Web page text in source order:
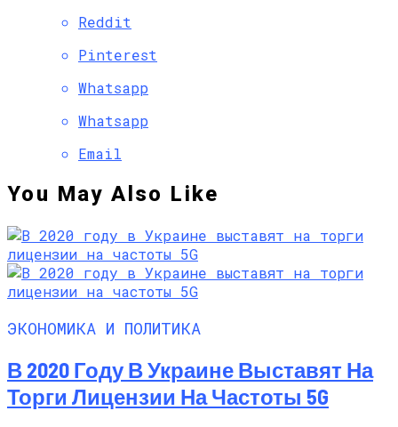
Reddit
Pinterest
Whatsapp
Whatsapp
Email
You May Also Like
ЭКОНОМИКА И ПОЛИТИКА
В 2020 Году В Украине Выставят На
Торги Лицензии На Частоты 5G